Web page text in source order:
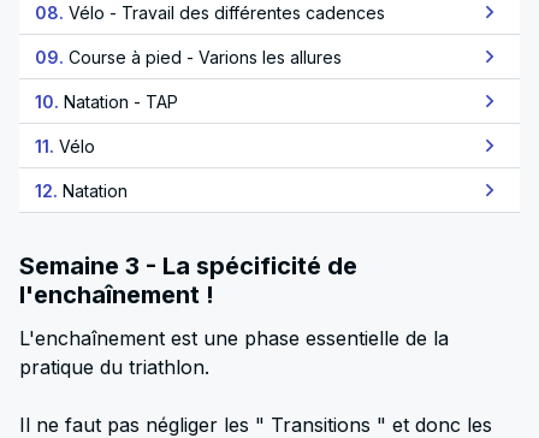
08. Vélo - Travail des différentes cadences
09. Course à pied - Varions les allures
10. Natation - TAP
11. Vélo
12. Natation
Semaine 3 - La spécificité de
l'enchaînement !
L'enchaînement est une phase essentielle de la
pratique du triathlon.
Il ne faut pas négliger les " Transitions " et donc les